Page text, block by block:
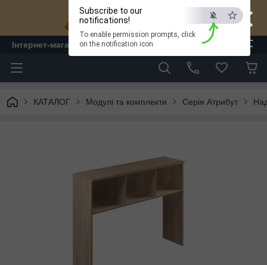
×
ESC
Subscribe to our
notifications!
To enable permission prompts, click
on the notification icon
Інтернет-магазин "ЛАМ" - меблі
КАТАЛОГ Модулі та комплекти Серія Атрибут